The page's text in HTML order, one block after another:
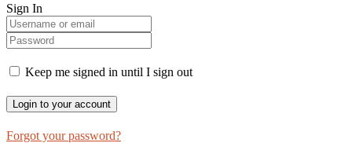
Sign In
Keep me signed in until I sign out
Forgot your password?